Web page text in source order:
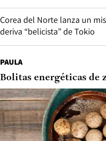
Corea del Norte lanza un
deriva “belicista” de Tokio
PAULA
Bolitas energéticas de